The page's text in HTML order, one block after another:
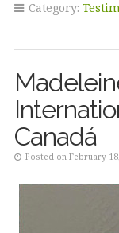
Category:
Canadá
Posted on February